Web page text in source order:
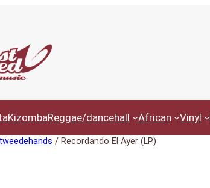
KizombaReggae/dancehall African Vinyl
/ Recordando El Ayer (LP)